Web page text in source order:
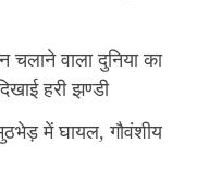
चलाने वाला दुनिया का
हरी झण्डी
में घायल, गौवंशीय